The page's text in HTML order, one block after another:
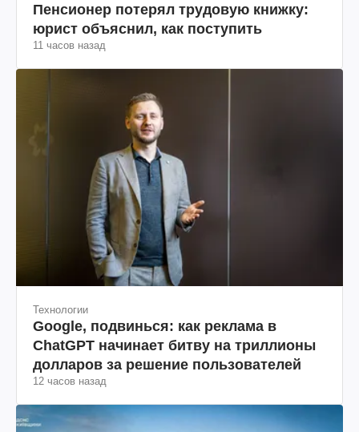
Пенсионер потерял трудовую книжку:
юрист объяснил, как поступить
11 часов назад
Технологии
Google, подвинься: как реклама в
ChatGPT начинает битву на триллионы
долларов за решение пользователей
12 часов назад